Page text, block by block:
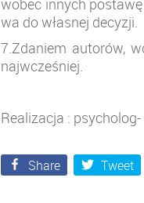
wobec innych
wa do własnej decyzji.
7.Zdaniem autorów,
najwcześniej.
Realizacja :
Share Tweet